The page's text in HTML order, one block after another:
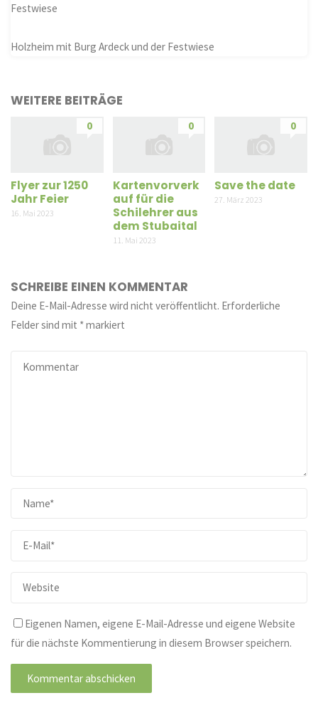
Festwiese
Holzheim mit Burg Ardeck und der Festwiese
WEITERE BEITRÄGE
0
Flyer zur 1250
Jahr Feier
16. Mai 2023
0
Kartenvorverk
auf für die
Schilehrer aus
dem Stubaital
11. Mai 2023
0
Save the date
27. März 2023
SCHREIBE EINEN KOMMENTAR
Deine E-Mail-Adresse wird nicht veröffentlicht. Erforderliche
Felder sind mit *markiert
Eigenen Namen, eigene E-Mail-Adresse und eigene Website
für die nächste Kommentierung in diesem Browser speichern.